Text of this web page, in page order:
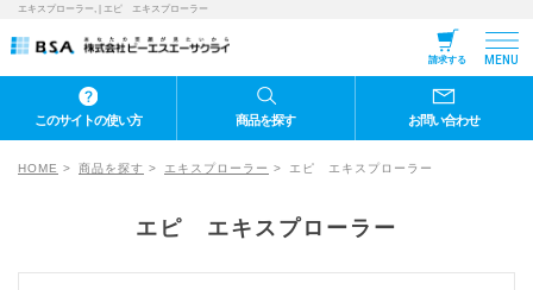
エキスプローラー, | エピ エキスプローラー
請求する MENU
このサイトの使い方 商品を探す お問い合わせ
HOME 商品を探す エキスプローラー エピ エキスプローラー
エピ エキスプローラー